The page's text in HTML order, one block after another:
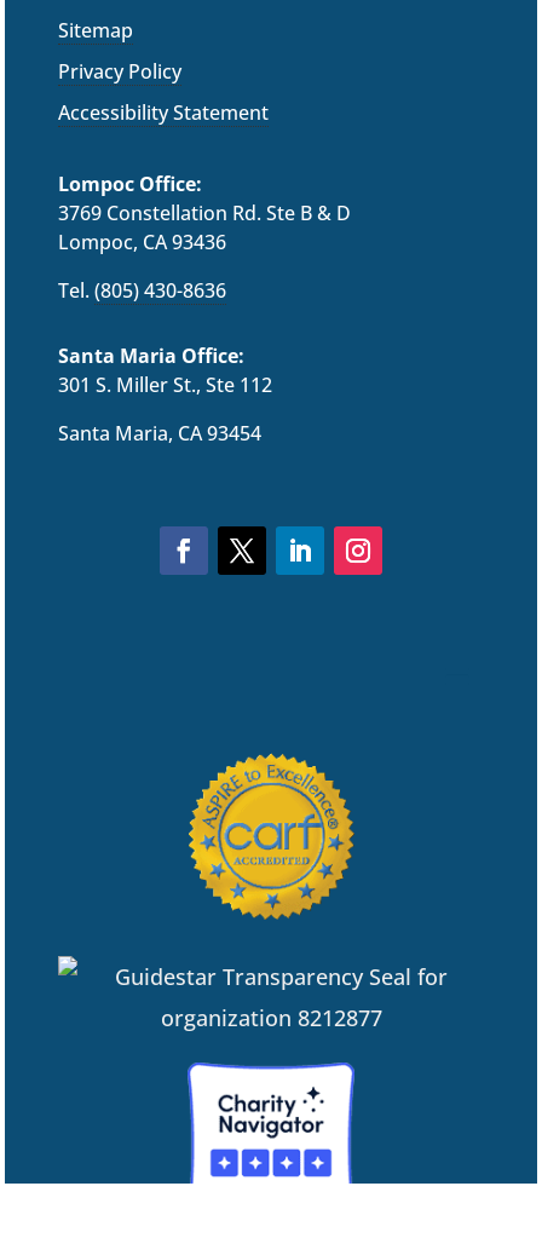
Sitemap
Privacy Policy
Accessibility Statement
Lompoc Office:
3769 Constellation Rd. Ste B & D
Lompoc, CA 93436
Tel.(805) 430-8636
Santa Maria Office:
301 S. Miller St., Ste 112
Santa Maria, CA 93454